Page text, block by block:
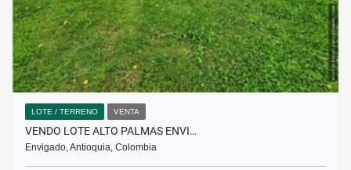
LOTE / TERRENO VENTA
VENDO LOTE ALTO PALMAS ENVI…
Envigado, Antioquia, Colombia